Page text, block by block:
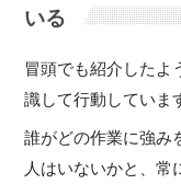
いる
冒頭でも紹介したよ
識して行動していま
誰がどの作業に強み
人はいないかと、常